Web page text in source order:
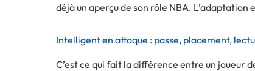
déjà un aperçu de son rôle NBA.
Intelligent en attaque : passe, placement,
C’est ce qui fait la différence entre un joueur